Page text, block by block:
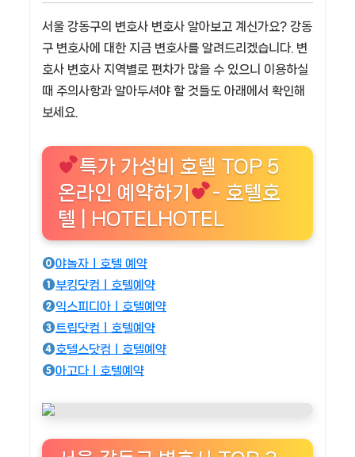
서울 강동구의 변호사 변호사 알아보고 계신가요? 강동
구 변호사에 대한 지금 변호사를 알려드리겠습니다. 변
호사 변호사 지역별로 편차가 많을 수 있으니 이용하실
때 주의사항과 알아두셔야 할 것들도 아래에서 확인해
보세요.
특가 가성비 호텔 TOP 5
온라인 예약하기
- 호텔호
텔 | HOTELHOTEL
야놀자ㅣ호텔 예약
부킹닷컴ㅣ호텔예약
익스피디아ㅣ호텔예약
트립닷컴ㅣ호텔예약
호텔스닷컴ㅣ호텔예약
아고다ㅣ호텔예약